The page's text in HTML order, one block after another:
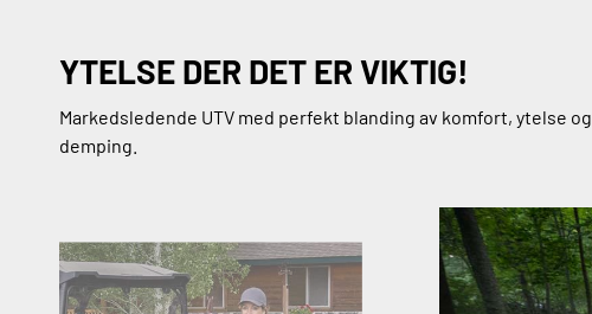
YTELSE DER DET ER VIKTIG!
Markedsledende UTV med perfekt blanding av komfort, ytelse og
demping.